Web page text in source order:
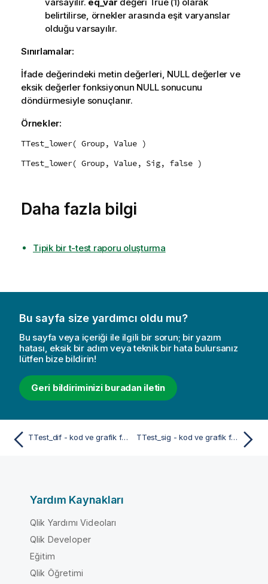
belirtilirse, örnekler arasında eşit varyanslar
olduğu varsayılır.
Sınırlamalar:
İfade değerindeki metin değerleri, NULLdeğerler ve
eksik değerler fonksiyonun NULLsonucunu
döndürmesiyle sonuçlanır.
Örnekler:
TTest_lower( Group, Value )
TTest_lower( Group, Value, Sig, false )
Daha fazla bilgi
Tipik bir t-test raporu oluşturma
Bu sayfa size yardımcı oldu mu?
Bu sayfa veya içeriği ile ilgili bir sorun; bir yazım
hatası, eksik bir adım veya teknik bir hata bulursanız
lütfen bize bildirin!
Geri bildiriminizi buradan iletin
TTest_dif - kod ve grafik fonksiyonu TTest_sig - kod ve grafik fonksiyonu
Yardım Kaynakları
Qlik Yardımı Videoları
Qlik Developer
Eğitim
Qlik Öğretimi